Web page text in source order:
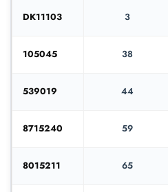
DK11103 3
105045 38
539019 44
8715240 59
8015211 65